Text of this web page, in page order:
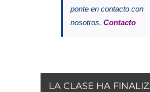
ponte en contacto con
nosotros. Contacto
LA CLASE HA